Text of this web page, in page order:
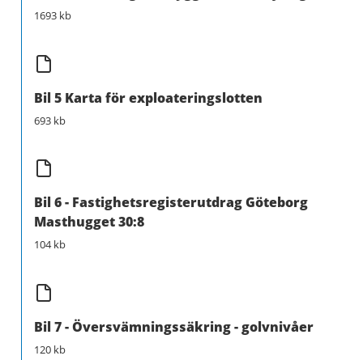
1693 kb
Bil 5 Karta för exploateringslotten
693 kb
Bil 6 - Fastighetsregisterutdrag Göteborg
Masthugget 30:8
104 kb
Bil 7 - Översvämningssäkring - golvnivåer
120 kb